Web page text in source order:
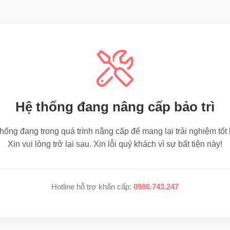
Hệ thống đang nâng cấp bảo trì
đang trong quá trình nâng cấp để mang lại trải nghiệm tốt
Xin vui lòng trở lại sau. Xin lỗi quý khách vì sự bất tiện này!
Hotline hỗ trợ khẩn cấp: 0986.743.247